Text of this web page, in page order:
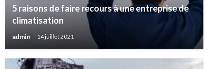
5 raisons de faire recours à une entreprise de
climatisation
admin 14 juillet 2021